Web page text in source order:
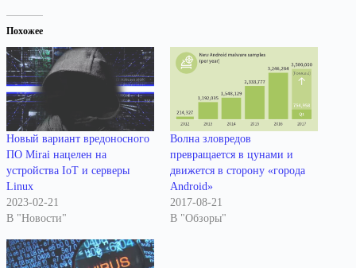
Похожее
Новый вариант вредоносного
ПО Mirai нацелен на
устройства IoT и серверы
Linux
2023-02-21
В "Новости"
Волна зловредов
превращается в цунами и
движется в сторону «города
Android»
2017-08-21
В "Обзоры"